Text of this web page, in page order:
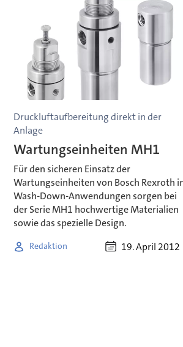
Druckluftaufbereitung direkt in der
Anlage
Wartungseinheiten MH1
Für den sicheren Einsatz der
Wartungseinheiten von Bosch Rexroth
Wash-Down-Anwendungen sorgen bei
der Serie MH1 hochwertige Materialien
sowie das spezielle Design.
Redaktion 19. April 2012